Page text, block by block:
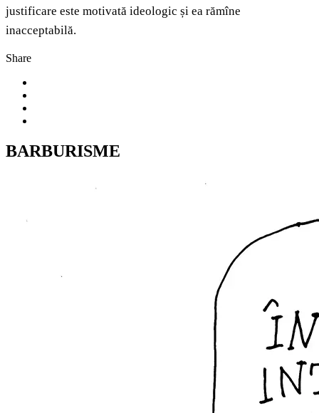
justificare este motivată ideologic și ea rămîne
inacceptabilă.
Share
BARBURISME